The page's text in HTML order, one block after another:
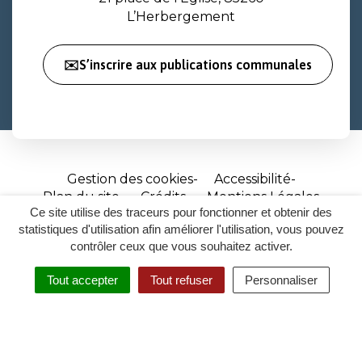
Ce site utilise des traceurs pour fonctionner et obtenir des
statistiques d'utilisation afin améliorer l'utilisation, vous pouvez
contrôler ceux que vous souhaitez activer.
Tout accepter Tout refuser Personnaliser
RECHERCHER
ACCESSIBILITÉ
L’Herbergement
✉️S’inscrire aux publications communales
Gestion des cookies
Accessibilité
Plan du site
Crédits
Mentions Légales
Site
réalisé
par
Inovagora